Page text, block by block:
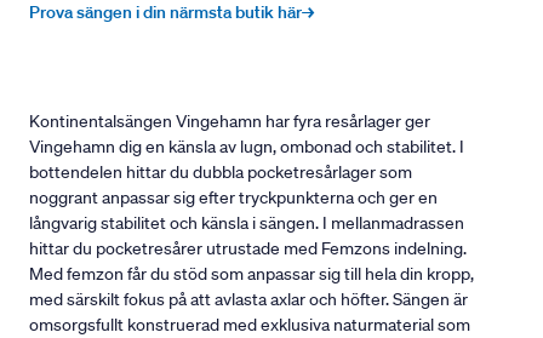
Prova sängen i din närmsta butik här→
Kontinentalsängen Vingehamn har fyra resårlager ger
Vingehamn dig en känsla av lugn, ombonad och stabilitet. I
bottendelen hittar du dubbla pocketresårlager som
noggrant anpassar sig efter tryckpunkterna och ger en
långvarig stabilitet och känsla i sängen. I mellanmadrassen
hittar du pocketresårer utrustade med Femzons indelning.
Med femzon får du stöd som anpassar sig till hela din kropp,
med särskilt fokus på att avlasta axlar och höfter. Sängen är
omsorgsfullt konstruerad med exklusiva naturmaterial som